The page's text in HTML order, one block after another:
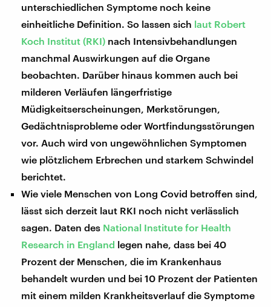
unterschiedlichen Symptome noch keine
einheitliche Definition. So lassen sich laut Robert
Koch Institut (RKI) nach Intensivbehandlungen
manchmal Auswirkungen auf die Organe
beobachten. Darüber hinaus kommen auch bei
milderen Verläufen längerfristige
Müdigkeitserscheinungen, Merkstörungen,
Gedächtnisprobleme oder Wortfindungsstörungen
vor. Auch wird von ungewöhnlichen Symptomen
wie plötzlichem Erbrechen und starkem Schwindel
berichtet.
Wie viele Menschen von Long Covid betroffen sind,
lässt sich derzeit laut RKI noch nicht verlässlich
sagen. Daten des National Institute for Health
Research in England legen nahe, dass bei 40
Prozent der Menschen, die im Krankenhaus
behandelt wurden und bei 10 Prozent der Patienten
mit einem milden Krankheitsverlauf die Symptome